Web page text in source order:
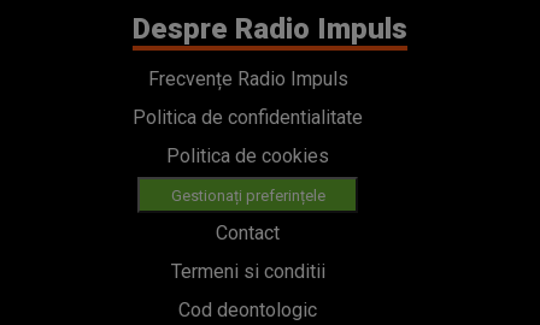
Despre Radio Impuls
Frecvențe Radio Impuls
Politica de confidentialitate
Politica de cookies
Gestionați preferințele
Contact
Termeni si conditii
Cod deontologic